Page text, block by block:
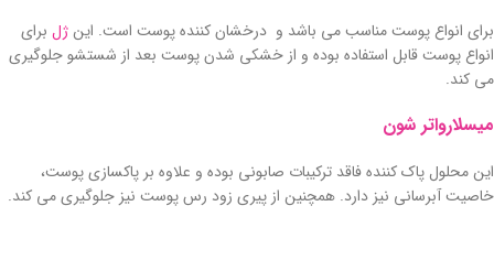
برای انواع پوست مناسب می باشد و درخشان کننده پوست است. اینژل برای
انواع پوست قابل استفاده بوده و از خشکی شدن پوست بعد از شستشو جلوگیری
می کند.
میسلارواتر شون
این محلول پاک کننده فاقد ترکیبات صابونی بوده و علاوه بر پاکسازی پوست،
خاصیت آبرسانی نیز دارد. همچنین از پیری زود رس پوست نیز جلوگیری می کند.